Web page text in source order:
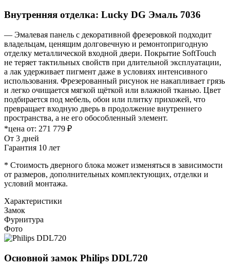
Внутренняя отделка: Lucky DG Эмаль 7036
— Эмалевая панель с декоративной фрезеровкой подходит
владельцам, ценящим долговечную и ремонтопригодную
отделку металлической входной двери. Покрытие SoftTouch
не теряет тактильных свойств при длительной эксплуатации,
а лак удерживает пигмент даже в условиях интенсивного
использования. Фрезерованный рисунок не накапливает грязь
и легко очищается мягкой щёткой или влажной тканью. Цвет
подбирается под мебель, обои или плитку прихожей, что
превращает входную дверь в продолжение внутреннего
пространства, а не его обособленный элемент.
*цена от: 271 779 ₽
От 3 дней
Гарантия 10 лет
* Стоимость дверного блока может изменяться в зависимости
от размеров, дополнительных комплектующих, отделки и
условий монтажа.
Характеристики
Замок
Фурнитура
Фото
Основной замок Philips DDL720